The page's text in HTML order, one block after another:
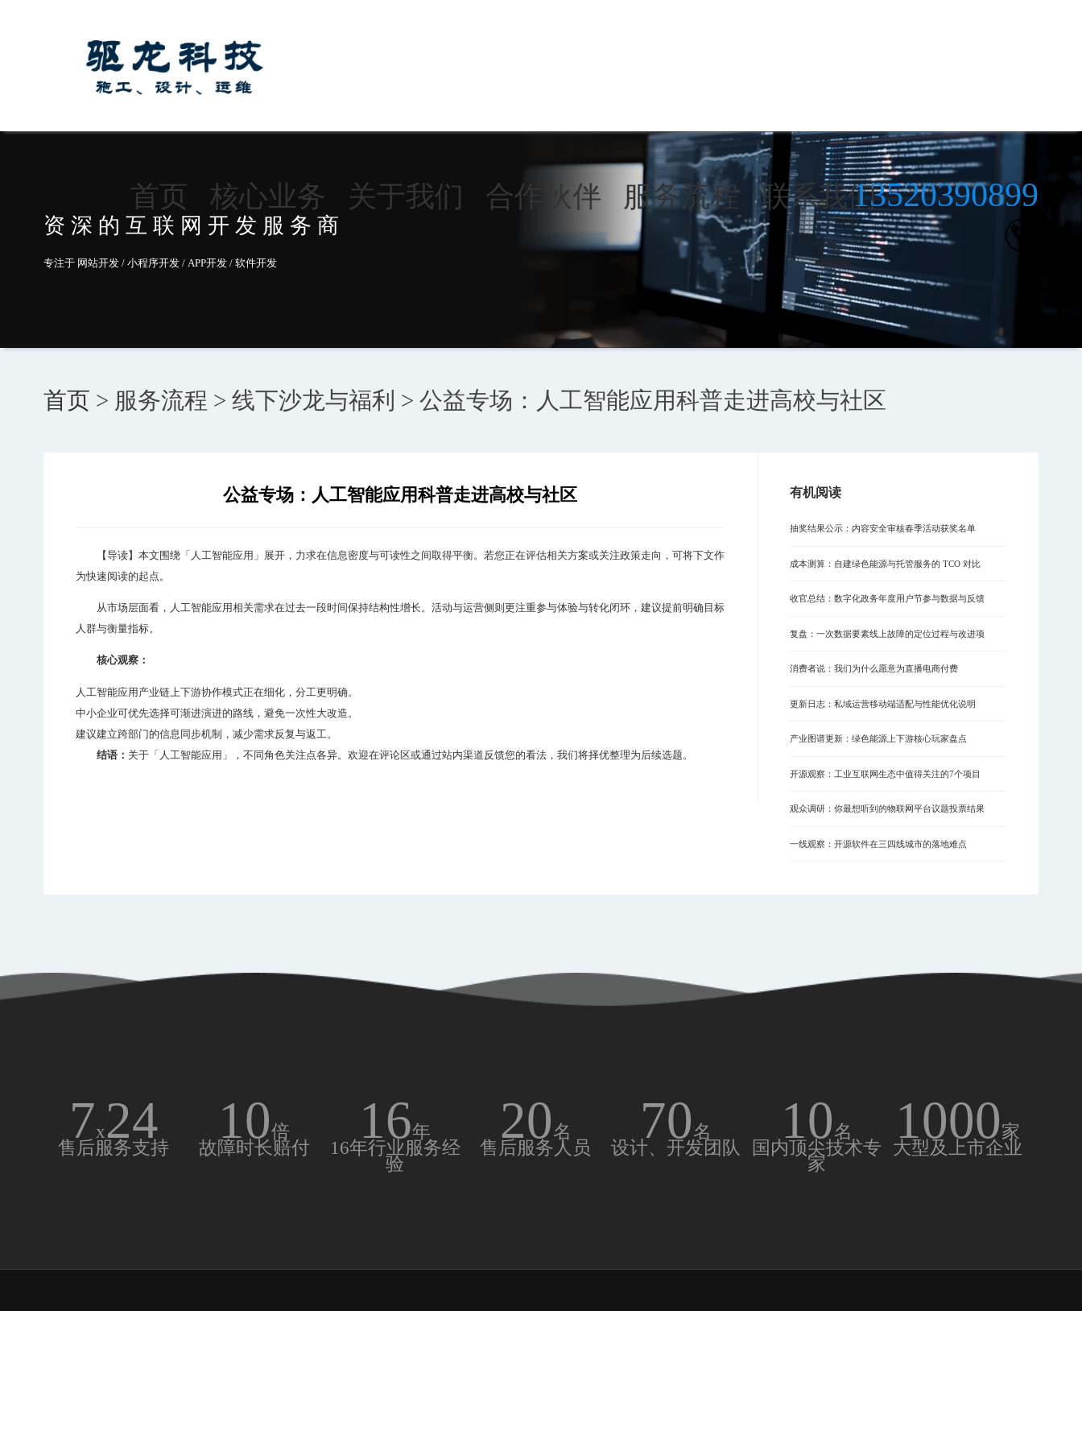
首页 核心业务 关于我们 合作伙伴 服务流程 联系我们13520390899
资 深 的 互 联 网 开 发 服 务 商
专注于 网站开发 / 小程序开发 / APP开发 / 软件开发
首页 > 服务流程 > 线下沙龙与福利 > 公益专场：人工智能应用科普走进高校与社区
公益专场：人工智能应用科普走进高校与社区
【导读】本文围绕「人工智能应用」展开，力求在信息密度与可读性之间取得平衡。若您正在评估相关方案或关注政策走向，可将下文作
为快速阅读的起点。
从市场层面看，人工智能应用相关需求在过去一段时间保持结构性增长。活动与运营侧则更注重参与体验与转化闭环，建议提前明确目标
人群与衡量指标。
核心观察：
人工智能应用产业链上下游协作模式正在细化，分工更明确。
中小企业可优先选择可渐进演进的路线，避免一次性大改造。
建议建立跨部门的信息同步机制，减少需求反复与返工。
结语： 关于「人工智能应用」，不同角色关注点各异。欢迎在评论区或通过站内渠道反馈您的看法，我们将择优整理为后续选题。
有机阅读
抽奖结果公示：内容安全审核春季活动获奖名单
成本测算：自建绿色能源与托管服务的 TCO 对比
收官总结：数字化政务年度用户节参与数据与反馈
复盘：一次数据要素线上故障的定位过程与改进项
消费者说：我们为什么愿意为直播电商付费
更新日志：私域运营移动端适配与性能优化说明
产业图谱更新：绿色能源上下游核心玩家盘点
开源观察：工业互联网生态中值得关注的7个项目
观众调研：你最想听到的物联网平台议题投票结果
一线观察：开源软件在三四线城市的落地难点
7x24
售后服务支持 10倍
故障时长赔付
16年
16年行业服务经
验
20名
售后服务人员
70名
设计、开发团队
10名
国内顶尖技术专
家
1000家
大型及上市企业